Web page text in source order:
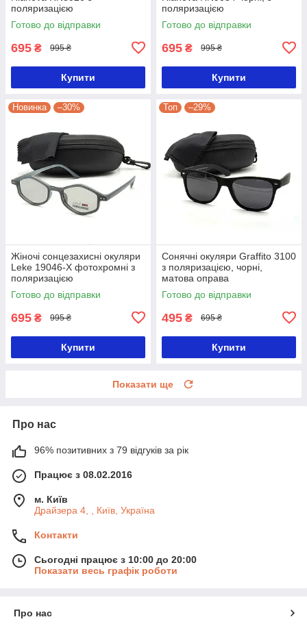
поляризацією
Готово до відправки
695 ₴ 995 ₴
Купити
поляризацією
Готово до відправки
695 ₴ 995 ₴
Купити
Новинка –30%
Жіночі сонцезахисні окуляри
Leke 19046-X фотохромні з
поляризацією
Готово до відправки
695 ₴ 995 ₴
Купити
Топ –29%
Сонячні окуляри Graffito 3100
з поляризацією, чорні,
матова оправа
Готово до відправки
495 ₴ 695 ₴
Купити
Показати ще
Про нас
96% позитивних з 79 відгуків за рік
Працює з 08.02.2016
м. Київ
Драйзера 4, , Київ, Україна
Контакти
Сьогодні працює з 10:00 до 20:00
Показати весь графік роботи
Про нас